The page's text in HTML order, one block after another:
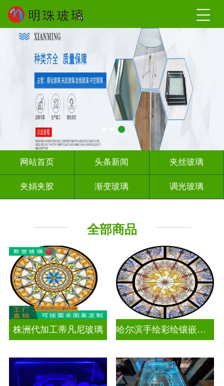
网站首页 头条新闻 夹丝玻璃
夹娟夹胶 渐变玻璃 调光玻璃
全部商品
株洲代加工蒂凡尼玻璃 哈尔滨手绘彩绘镶嵌玻璃